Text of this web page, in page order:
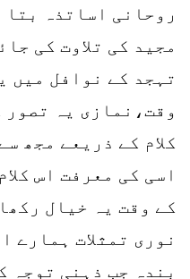
روحانی اساتذہ
مجید کی تلاوت کی
تہجد کے نوافل میں
وقت،نمازی یہ
کلام کے ذریعے مجھ
اسی کی معرفت اس
کے وقت یہ خیال
نوری تمثلات ہمارے
بندہ جب ذہنی توجہ